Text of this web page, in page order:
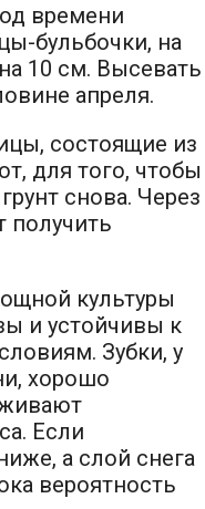
времени
бульбочки, на
10 см. Высевать
апреля.
состоящие из
для того, чтобы
снова. Через
получить
культуры
и устойчивы к
Зубки, у
хорошо
Если
а слой снега
вероятность